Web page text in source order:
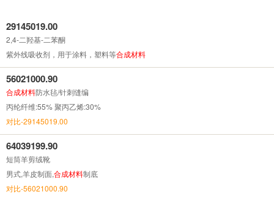
29145019.00
2,4-二羟基-二苯酮
紫外线吸收剂，用于涂料，塑料等合成材料
56021000.90
合成材料防水毡/针刺缝编
丙纶纤维:55% 聚丙乙烯:30%
对比-29145019.00
64039199.90
短筒羊剪绒靴
男式,羊皮制面,合成材料制底
对比-56021000.90